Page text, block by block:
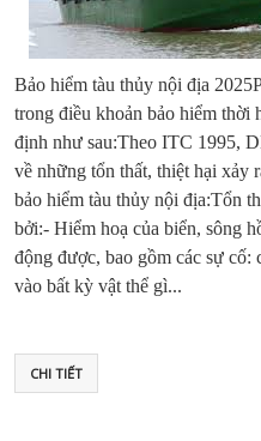
Bảo hiểm tàu thủy nội địa
trong điều khoản bảo hiểm thời
định như sau:Theo ITC 1995,
về những tổn thất, thiệt hại xảy
bảo hiểm tàu thủy nội địa:Tổn
bởi:- Hiểm hoạ của biển, sông
động được, bao gồm các sự cố:
vào bất kỳ vật thể gì...
CHI TIẾT